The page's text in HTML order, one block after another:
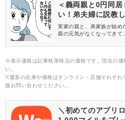
＜義両親と0円同
い！弟夫婦に説教
実家の親と、弟家族が始め
親の元気がなくなってき
※表示価格は記事執筆時点の価格です。現在の価
い。
※最新の在庫や価格はオンライン・店舗それぞれ
接お問い合わせください。
＼初めてのアプリ